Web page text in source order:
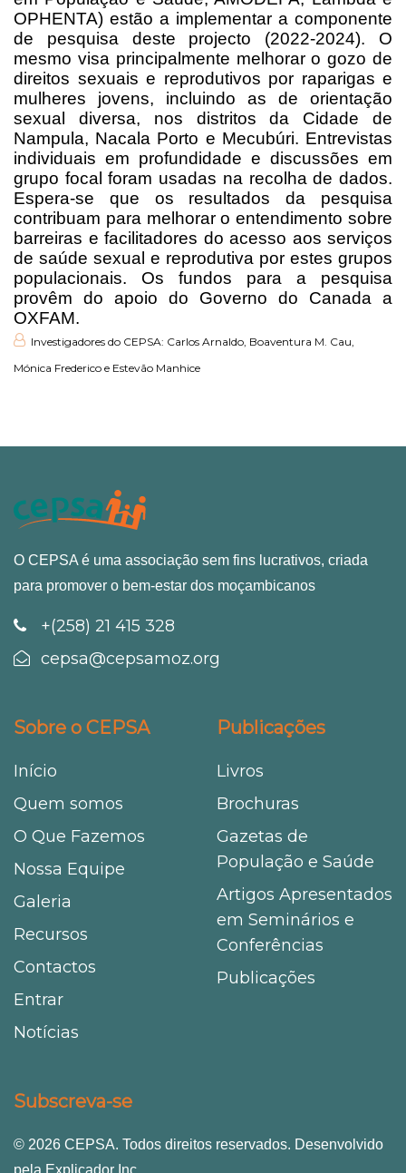
OPHENTA) estão a implementar a componente
de pesquisa deste projecto (2022-2024). O
mesmo visa principalmente melhorar o gozo de
direitos sexuais e reprodutivos por raparigas e
mulheres jovens, incluindo as de orientação
sexual diversa, nos distritos da Cidade de
Nampula, Nacala Porto e Mecubúri. Entrevistas
individuais em profundidade e discussões em
grupo focal foram usadas na recolha de dados.
Espera-se que os resultados da pesquisa
contribuam para melhorar oentendimento sobre
barreiras e facilitadores do acesso aos serviços
de saúde sexual e reprodutiva por estes grupos
populacionais. Os fundos para a pesquisa
provêm do apoio do Governo do Canada a
OXFAM.
Investigadores do CEPSA: Carlos Arnaldo, Boaventura M. Cau,
Mónica Frederico e Estevão Manhice
O CEPSA é uma associação sem fins lucrativos, criada
para promover o bem-estar dos moçambicanos
+(258) 21 415 328
cepsa@cepsamoz.org
Sobre o CEPSA
Início
Quem somos
O Que Fazemos
Nossa Equipe
Galeria
Recursos
Contactos
Entrar
Notícias
Publicações
Livros
Brochuras
Gazetas de
População e Saúde
Artigos Apresentados
em Seminários e
Conferências
Publicações
Subscreva-se
© 2026 CEPSA. Todos direitos reservados. Desenvolvido